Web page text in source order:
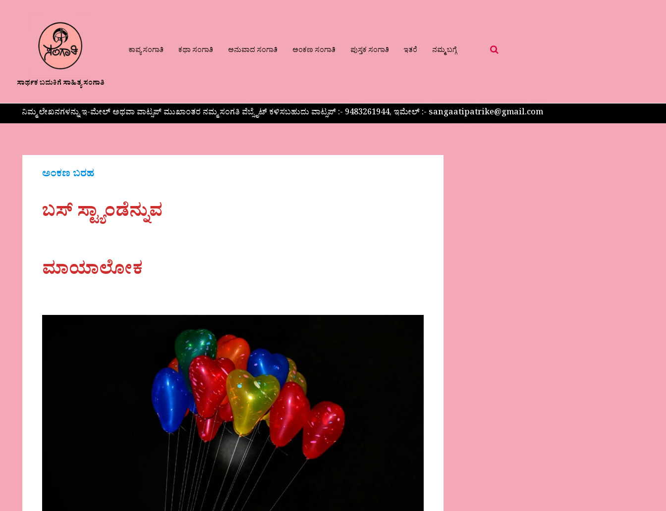
ಸಾರ್ಥಕ ಬದುಕಿಗೆ ಸಾಹಿತ್ಯ ಸಂಗಾತಿ
ಕಾವ್ಯ ಸಂಗಾತಿ ಕಥಾ ಸಂಗಾತಿ ಅನುವಾದ ಸಂಗಾತಿ ಅಂಕಣ ಸಂಗಾತಿ ಪುಸ್ತಕ ಸಂಗಾತಿ ಇತರೆ ನಮ್ಮ ಬಗ್ಗೆ
ನಿಮ್ಮ ಲೇಖನಗಳನ್ನು ಇ-ಮೇಲ್ ಅಥವಾ ವಾಟ್ಸಪ್ ಮುಖಾಂತರ ನಮ್ಮ ಸಂಗತಿ ವೆಬ್ಸೈಟ್ ಕಳಿಸಬಹುದು ವಾಟ್ಸಪ್‌ :- 9483261944, ಇಮೇಲ್ :- sangaatipatrike@gmail.com
ಅಂಕಣ ಬರಹ
ಬಸ್ ಸ್ಟ್ಯಾಂಡೆನ್ನುವ
ಮಾಯಾಲೋಕ